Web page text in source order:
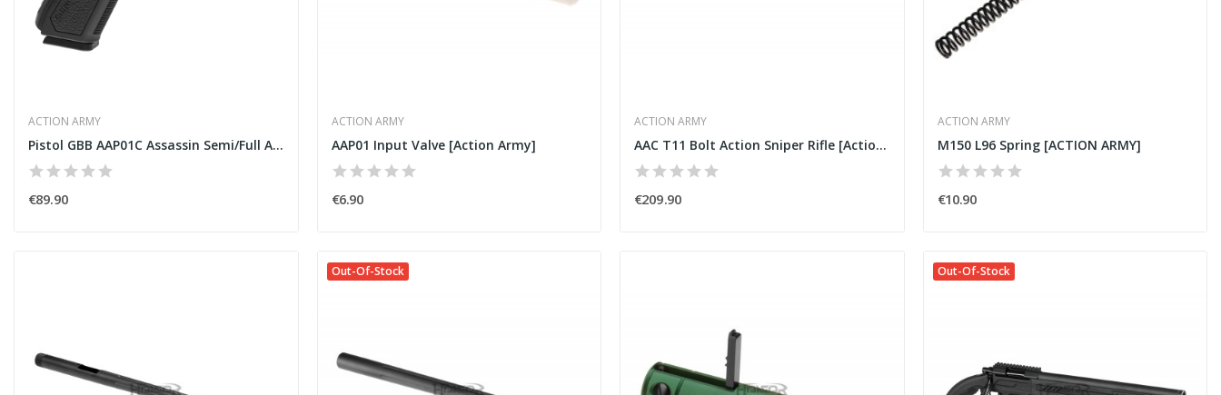
ACTION ARMY
Pistol GBB AAP01C Assassin Semi/Full Auto Black...
€89.90
ACTION ARMY
AAP01 Input Valve [Action Army]
€6.90
ACTION ARMY
AAC T11 Bolt Action Sniper Rifle [Action Army]
€209.90
ACTION ARMY
M150 L96 Spring [ACTION ARMY]
€10.90
Out-Of-Stock Out-Of-Stock